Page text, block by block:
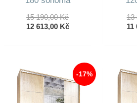
15 190,00KčPůvodní
Cena
12 613,00 KčAktuální
613,00 Kč.
13
11
-17%